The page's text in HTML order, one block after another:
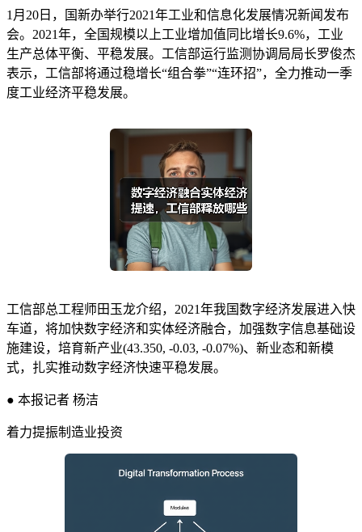
1月20日，国新办举行2021年工业和信息化发展情况新闻发布
会。2021年，全国规模以上工业增加值同比增长9.6%，工业
生产总体平衡、平稳发展。工信部运行监测协调局局长罗俊杰
表示，工信部将通过稳增长“组合拳”“连环招”，全力推动一季
度工业经济平稳发展。
工信部总工程师田玉龙介绍，2021年我国数字经济发展进入快
车道，将加快数字经济和实体经济融合，加强数字信息基础设
施建设，培育新产业(43.350, -0.03, -0.07%)、新业态和新模
式，扎实推动数字经济快速平稳发展。
● 本报记者 杨洁
着力提振制造业投资